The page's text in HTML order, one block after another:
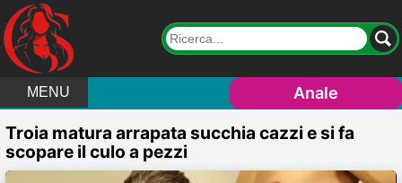
MENU Anale
Troia matura arrapata succhia cazzi e si fa
scopare il culo a pezzi